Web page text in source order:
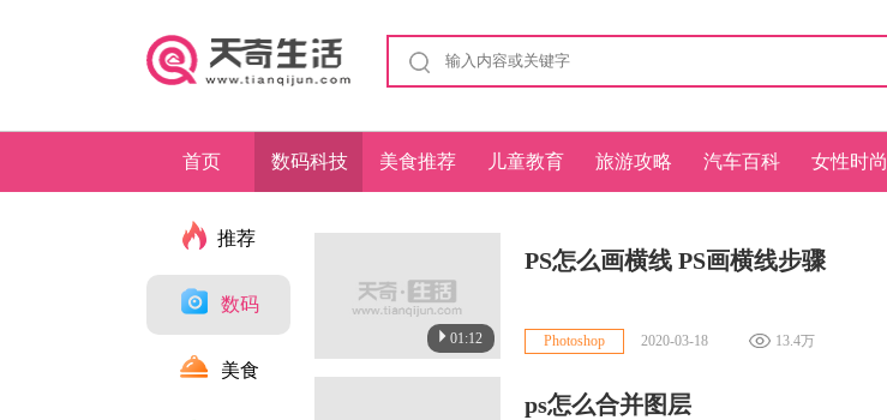
首页 数码科技 美食推荐 儿童教育 旅游攻略 汽车百科 女性时尚
推荐
数码
美食
01:12
PS怎么画横线 PS画横线步骤
Photoshop 2020-03-18 13.4万
ps怎么合并图层